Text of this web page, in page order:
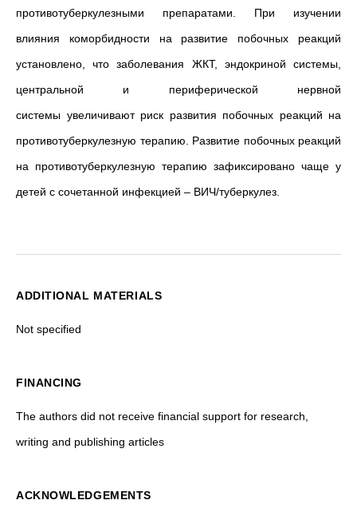
противотуберкулезными препаратами. При изучении
влияния коморбидности на развитие побочных реакций
установлено, что заболевания ЖКТ, эндокриной системы,
центральной и периферической нервной
системы увеличивают риск развития побочных реакций на
противотуберкулезную терапию. Развитие побочных реакций
на противотуберкулезную терапию зафиксировано чаще у
детей с сочетанной инфекцией – ВИЧ/туберкулез.
ADDITIONAL MATERIALS
Not specified
FINANCING
The authors did not receive financial support for research,
writing and publishing articles
ACKNOWLEDGEMENTS